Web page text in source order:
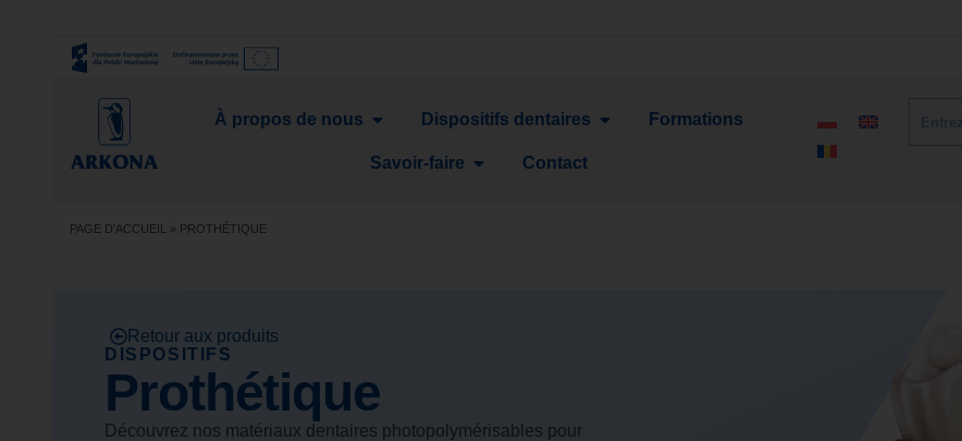
À propos de nous Dispositifs dentaires Formations
Savoir-faire Contact
PAGE D'ACCUEIL » PROTHÉTIQUE
Retour aux produits
DISPOSITIFS
Prothétique
Découvrez nos matériaux dentaires photopolymérisables pour